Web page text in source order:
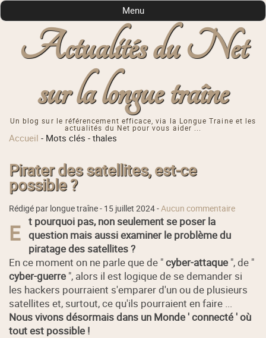
Actualités du Net
sur la longue traîne
Un blog sur le référencement efficace, via la Longue Traine et les
actualités du Net pour vous aider ...
Menu
Accueil - Mots clés -thales
Pirater des satellites, est-ce
possible ?
Rédigé par longue traîne - 15 juillet 2024-Aucun commentaire
E
t pourquoi pas, non seulement se poser la
question mais aussi examiner le problème du
piratage des satellites ?
En ce moment on ne parle que de "cyber-attaque ", de "
cyber-guerre ", alors il est logique de se demander si
les hackers pourraient s'emparer d'un ou de plusieurs
satellites et, surtout, ce qu'ils pourraient en faire ...
Nous vivons désormais dans un Monde ' connecté ' où
tout est possible !